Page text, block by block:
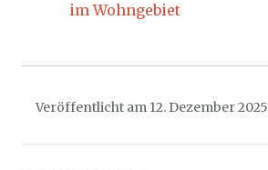
im Wohngebiet
Veröffentlicht am 12. Dezember 2025